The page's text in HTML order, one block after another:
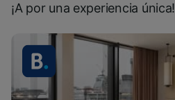
¡A por una experiencia única!